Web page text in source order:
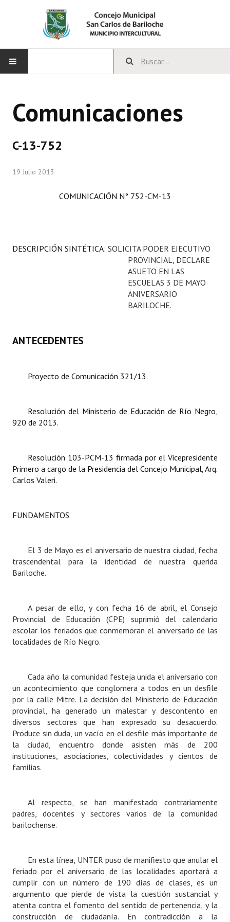
CONCEJO
Comisiones Especiales
Digesto
DOCUMENTOS
Proyectos Presentados
Dictámenes Asesoría Letrada
Actas de Audiencias Públicas
Comunicaciones
Declaraciones
Resoluciones de Presidencia
INSTITUCIONAL
Antiguos Pobladores
Noticias Destacadas
Registros y Distinciones
Premio al Mérito - Registro
Audiencias Públicas - Registro
Periodistas Decanos - Registro
Ciudadano Ilustre - Registro
Banca del Vecino - Registro
Comunicaciones
C-13-752
19 Julio 2013
COMUNICACIÓN N° 752-CM-13
DESCRIPCIÓN SINTÉTICA: SOLICITA PODER EJECUTIVO
PROVINCIAL, DECLARE
ASUETO EN LAS
ESCUELAS 3 DE MAYO
ANIVERSARIO
BARILOCHE.
ANTECEDENTES
Proyecto de Comunicación 321/13.
Resolución del Ministerio de Educación de Río Negro,
920 de 2013.
Resolución 103-PCM-13 firmada por el Vicepresidente
Primero a cargo de la Presidencia del Concejo Municipal, Arq.
Carlos Valeri.
FUNDAMENTOS
El 3 de Mayo es el aniversario de nuestra ciudad, fecha
trascendental para la identidad de nuestra querida
Bariloche.
A pesar de ello, y con fecha 16 de abril, el Consejo
Provincial de Educación (CPE) suprimió del calendario
escolar los feriados que conmemoran el aniversario de las
localidades de Río Negro.
Cada año la comunidad festeja unida el aniversario con
un acontecimiento que conglomera a todos en un desfile
por la calle Mitre. La decisión del Ministerio de Educación
provincial, ha generado un malestar y descontento en
diversos sectores que han expresado su desacuerdo.
Produce sin duda, un vacío en el desfile más importante de
la ciudad, encuentro donde asisten más de 200
instituciones, asociaciones, colectividades y cientos de
familias.
Al respecto, se han manifestado contrariamente
padres, docentes y sectores varios de la comunidad
barilochense.
En esta línea, UNTER puso de manifiesto que anular el
feriado por el aniversario de las localidades aportará a
cumplir con un número de 190 días de clases, es un
argumento que pierde de vista la cuestión sustancial y
atenta contra el fomento del sentido de pertenencia, y la
construcción de ciudadanía. En contradicción a la